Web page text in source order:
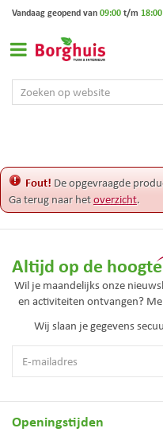
e
t
Vandaag geopend van09:00t/m 18:00
Fout! De opgevraagde
Ga terug naar hetoverzicht.
Altijd op de
Wil je maandelijks onze
en activiteiten ontvangen?
Wij slaan je gegevens
Openingstijden